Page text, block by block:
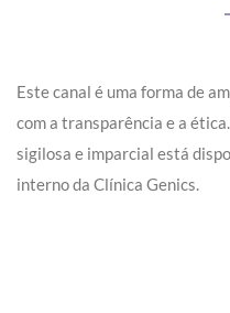
Este canal é uma forma de
com a transparência e a
sigilosa e imparcial está
interno da Clínica Genics.